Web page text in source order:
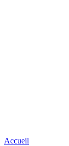
Accueil